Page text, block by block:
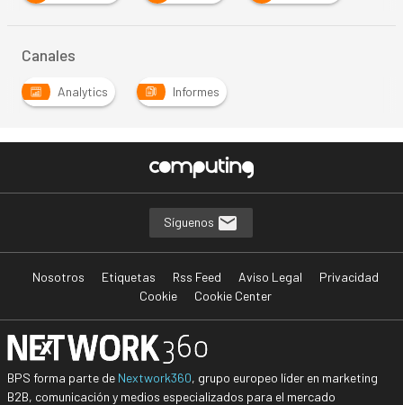
Canales
Analytics Informes
Síguenos
Nosotros Etiquetas Rss Feed Aviso Legal
Privacidad
Cookie
Cookie Center
BPS forma parte de Nextwork360, grupo europeo líder en marketing
B2B, comunicación y medios especializados para el mercado